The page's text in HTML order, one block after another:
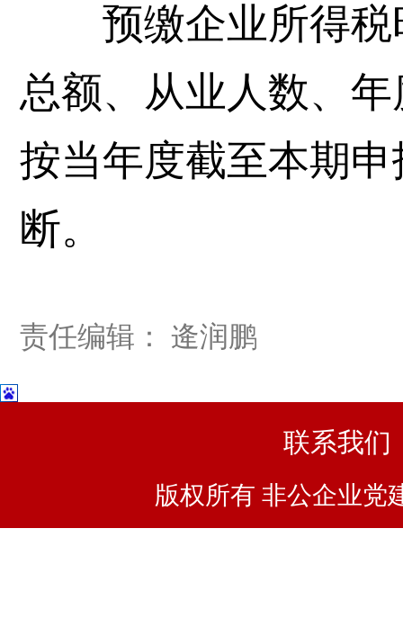
预缴企业所得税
总额、从业人数、
按当年度截至本期
断。
责任编辑： 逄润鹏
联系我们
版权所有 非公企业党